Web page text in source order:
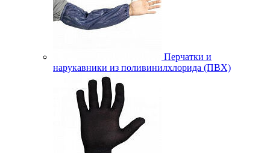
Перчатки и
нарукавники из поливинилхлорида (ПВХ)